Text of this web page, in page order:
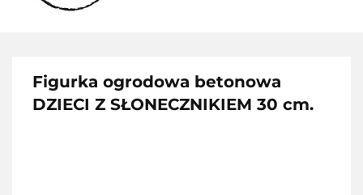
Figurka ogrodowa betonowa
DZIECI Z SŁONECZNIKIEM 30 cm.